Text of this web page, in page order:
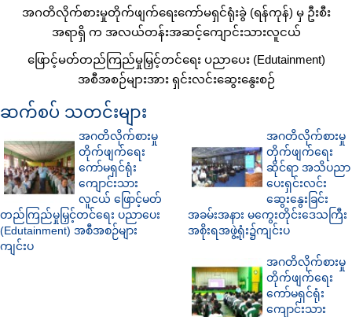
အဂတိလိုက်စားမှုတိုက်ဖျက်ရေးကော်မရှင်ရုံးခွဲ (ရန်ကုန်) မှ ဦးစီး
အရာရှိ က အလယ်တန်းအဆင့်ကျောင်းသားလူငယ်
ဖြောင့်မတ်တည်ကြည်မှုမြှင့်တင်ရေး ပညာပေး (Edutainment)
အစီအစဉ်များအား ရှင်းလင်းဆွေးနွေးစဉ်
ဆက်စပ် သတင်းများ
အဂတိလိုက်စားမှု
တိုက်ဖျက်ရေး
ကော်မရှင်ရုံး
ကျောင်းသား
လူငယ် ဖြောင့်မတ်
တည်ကြည်မှုမြှင့်တင်ရေး ပညာပေး
(Edutainment) အစီအစဉ်များ
ကျင်းပ
အဂတိလိုက်စားမှု
တိုက်ဖျက်ရေး
ဆိုင်ရာ အသိပညာ
ပေးရှင်းလင်း
ဆွေးနွေးခြင်း
အခမ်းအနား မကွေးတိုင်းဒေသကြီး
အစိုးရအဖွဲ့ရုံး၌ကျင်းပ
အဂတိလိုက်စားမှု
တိုက်ဖျက်ရေး
ကော်မရှင်ရုံး
ကျောင်းသား